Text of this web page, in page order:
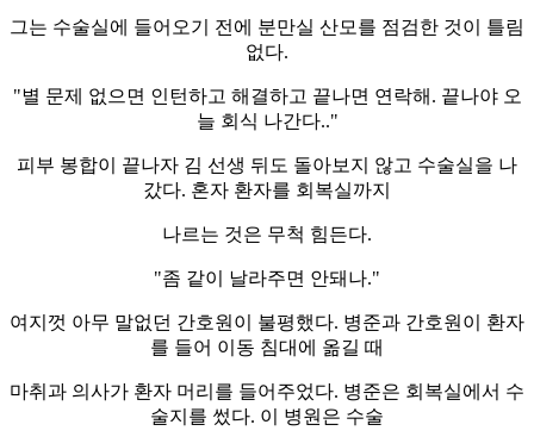
그는 수술실에 들어오기 전에 분만실 산모를 점검한 것이 틀림
없다.
"별 문제 없으면 인턴하고 해결하고 끝나면 연락해. 끝나야 오
늘 회식 나간다.."
피부 봉합이 끝나자 김 선생 뒤도 돌아보지 않고 수술실을 나
갔다. 혼자 환자를 회복실까지
나르는 것은 무척 힘든다.
"좀 같이 날라주면 안돼나."
여지껏 아무 말없던 간호원이 불평했다. 병준과 간호원이 환자
를 들어 이동 침대에 옮길 때
마취과 의사가 환자 머리를 들어주었다. 병준은 회복실에서 수
술지를 썼다. 이 병원은 수술